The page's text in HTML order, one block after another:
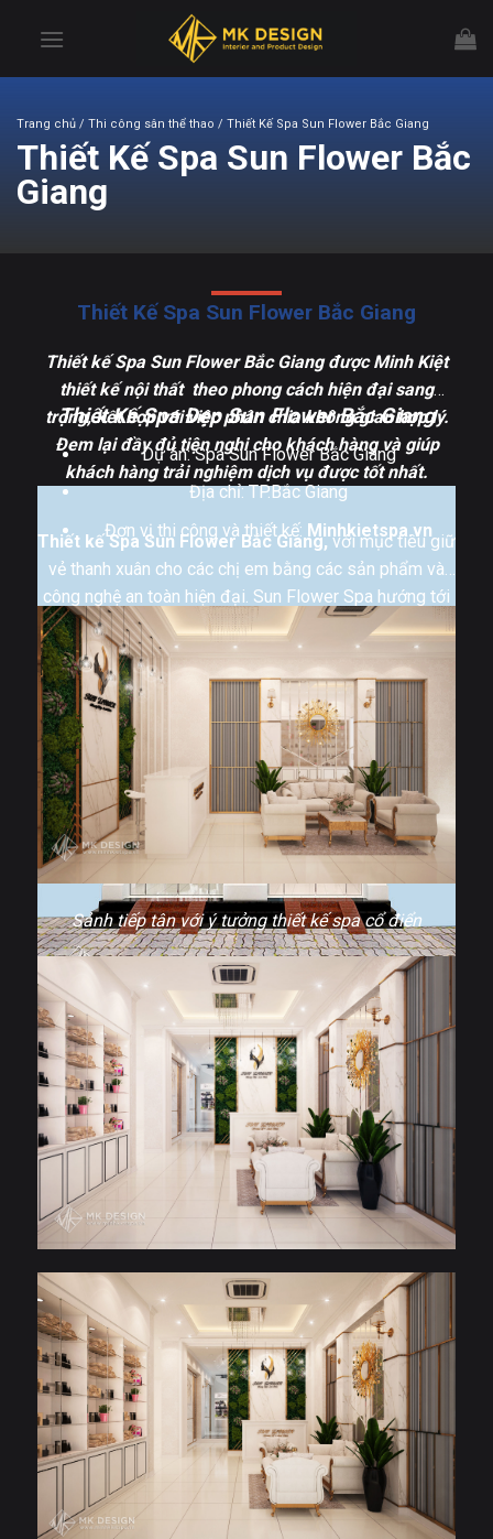
Trang chủ / Thi công sân thể thao / Thiết Kế Spa Sun Flower Bắc Giang
Thiết Kế Spa Sun Flower Bắc
Giang
Thiết Kế Spa Sun Flower Bắc Giang
Thiết kế Spa Sun Flower Bắc Giang được Minh Kiệt
thiết kế nội thất theo phong cách hiện đại sang
trọng, kết hợp với việc phân chia không gian hợp lý.
Đem lại đầy đủ tiện nghi cho khách hàng và giúp
khách hàng trải nghiệm dịch vụ được tốt nhất.
Thiết Kế Spa Đẹp Sun Flower Bắc Giang
Dự án: Spa Sun Flower Bắc Giang
Địa chỉ: TP.Bắc Giang
Đơn vị thi công và thiết kế: Minhkietspa.vn
Thiết kế Spa Sun Flower Bắc Giang,với mục tiêu giữ
vẻ thanh xuân cho các chị em bằng các sản phẩm và
công nghệ an toàn hiện đại. Sun Flower Spa hướng tới
mục tiêu sẽ là thương hiệu Spa uy tín, dịch vụ an toàn.
Không chỉ đáp ứng tốt về dịch vụ, mà còn mong muốn
mang đến một không gian thiết kế nội thất spa đẹp
tuyệt vời và sang trọng.
Sảnh tiếp tân với ý tưởng thiết kế spa cổ điển